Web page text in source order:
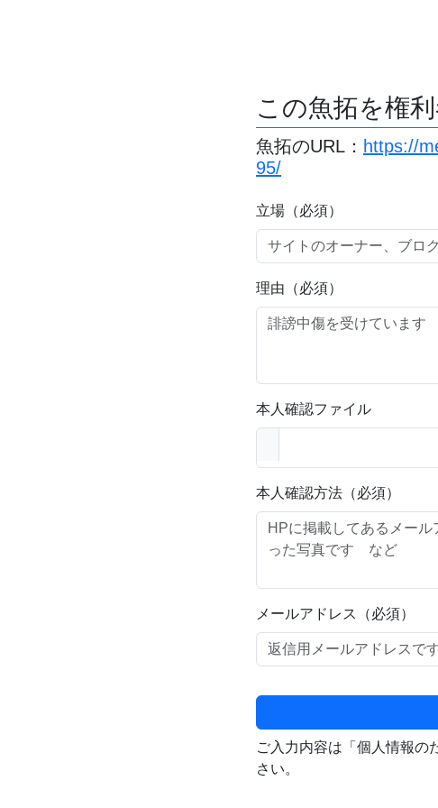
この魚拓を権
魚拓のURL： https://
95/
立場（必須）
理由（必須）
本人確認ファイル
本人確認方法（必須）
メールアドレス（必須）
ご入力内容は「個人情報の
さい。